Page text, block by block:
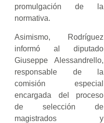
promulgación de la
normativa.
Asimismo, Rodríguez
informó al diputado
Giuseppe Alessandrello,
responsable de la
comisión especial
encargada del proceso
de selección de
magistrados y